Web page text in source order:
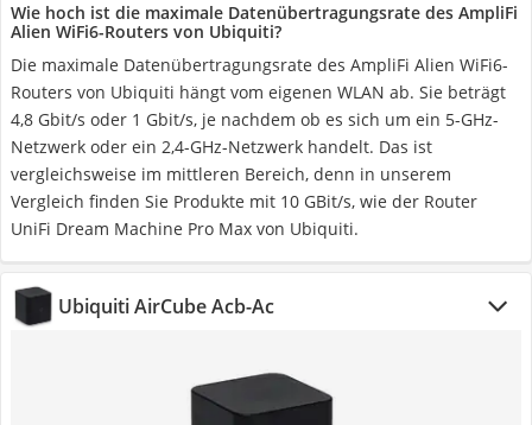
Wie hoch ist die maximale Datenübertragungsrate des AmpliFi
Alien WiFi6-Routers von Ubiquiti?
Die maximale Datenübertragungsrate des AmpliFi Alien WiFi6-
Routers von Ubiquiti hängt vom eigenen WLAN ab. Sie beträgt
4,8 Gbit/s oder 1 Gbit/s, je nachdem ob es sich um ein 5-GHz-
Netzwerk oder ein 2,4-GHz-Netzwerk handelt. Das ist
vergleichsweise im mittleren Bereich, denn in unserem
Vergleich finden Sie Produkte mit 10 GBit/s, wie der Router
UniFi Dream Machine Pro Max von Ubiquiti.
Ubiquiti AirCube Acb-Ac